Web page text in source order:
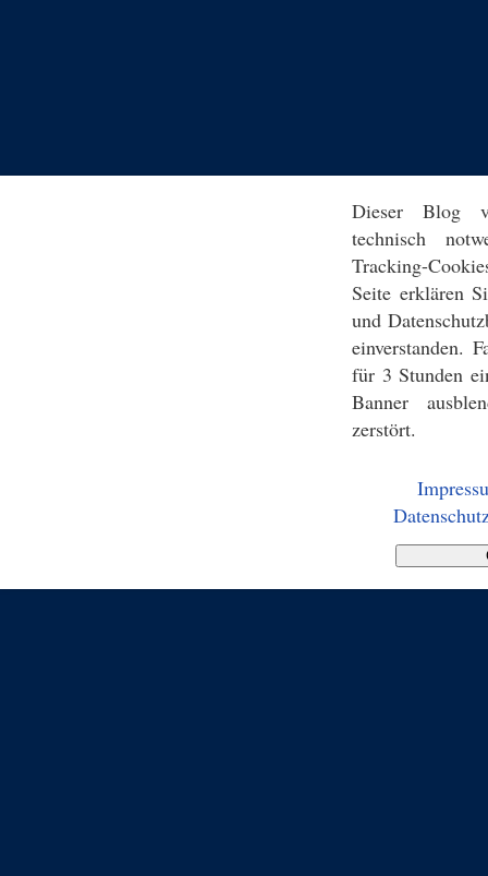
Dieser Blog
technisch
Tracking-
Seite erklären
und
einverstanden.
für 3 Stunden
Banner
zerstört.